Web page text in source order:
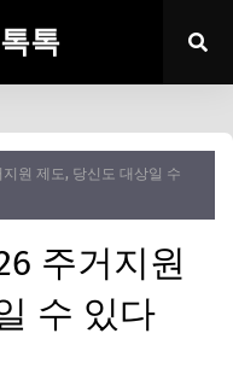
톡
지원 제도, 당신도 대상일 수
주거지원
수 있다